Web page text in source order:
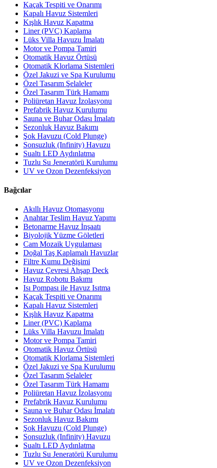
Kaçak Tespiti ve Onarımı
Kapalı Havuz Sistemleri
Kışlık Havuz Kapatma
Liner (PVC) Kaplama
Lüks Villa Havuzu İmalatı
Motor ve Pompa Tamiri
Otomatik Havuz Örtüsü
Otomatik Klorlama Sistemleri
Özel Jakuzi ve Spa Kurulumu
Özel Tasarım Şelaleler
Özel Tasarım Türk Hamamı
Poliüretan Havuz İzolasyonu
Prefabrik Havuz Kurulumu
Sauna ve Buhar Odası İmalatı
Sezonluk Havuz Bakımı
Şok Havuzu (Cold Plunge)
Sonsuzluk (Infinity) Havuzu
Sualtı LED Aydınlatma
Tuzlu Su Jeneratörü Kurulumu
UV ve Ozon Dezenfeksiyon
Bağcılar
Akıllı Havuz Otomasyonu
Anahtar Teslim Havuz Yapımı
Betonarme Havuz İnşaatı
Biyolojik Yüzme Göletleri
Cam Mozaik Uygulaması
Doğal Taş Kaplamalı Havuzlar
Filtre Kumu Değişimi
Havuz Çevresi Ahşap Deck
Havuz Robotu Bakımı
Isı Pompası ile Havuz Isıtma
Kaçak Tespiti ve Onarımı
Kapalı Havuz Sistemleri
Kışlık Havuz Kapatma
Liner (PVC) Kaplama
Lüks Villa Havuzu İmalatı
Motor ve Pompa Tamiri
Otomatik Havuz Örtüsü
Otomatik Klorlama Sistemleri
Özel Jakuzi ve Spa Kurulumu
Özel Tasarım Şelaleler
Özel Tasarım Türk Hamamı
Poliüretan Havuz İzolasyonu
Prefabrik Havuz Kurulumu
Sauna ve Buhar Odası İmalatı
Sezonluk Havuz Bakımı
Şok Havuzu (Cold Plunge)
Sonsuzluk (Infinity) Havuzu
Sualtı LED Aydınlatma
Tuzlu Su Jeneratörü Kurulumu
UV ve Ozon Dezenfeksiyon